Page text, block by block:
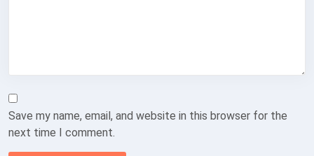
Save my name, email, and website in this browser for the
next time I comment.